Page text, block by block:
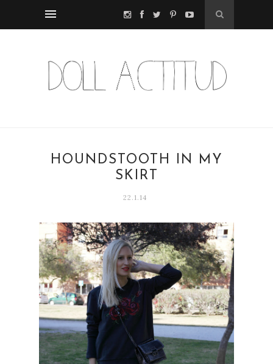
HOUNDSTOOTH IN MY
SKIRT
22.1.14